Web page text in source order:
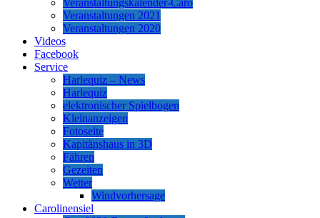
Veranstaltungskalender-Caro
Veranstaltungen 2021
Veranstaltungen 2020
Videos
Facebook
Service
Harlequiz – News
Harlequiz
elektronischer Spielbogen
Kleinanzeigen
Fotoseite
Kapitänshaus in 3D
Fähren
Gezeiten
Wetter
Windvorhersage
Carolinensiel